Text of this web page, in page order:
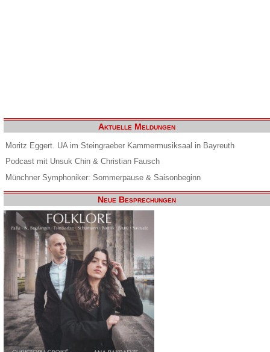
Aktuelle Meldungen
Moritz Eggert. UA im Steingraeber Kammermusiksaal in Bayreuth
Podcast mit Unsuk Chin & Christian Fausch
Münchner Symphoniker: Sommerpause & Saisonbeginn
Neue Besprechungen